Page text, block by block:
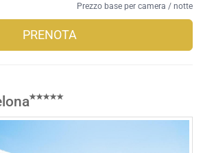
Prezzo base per camera / notte
PRENOTA